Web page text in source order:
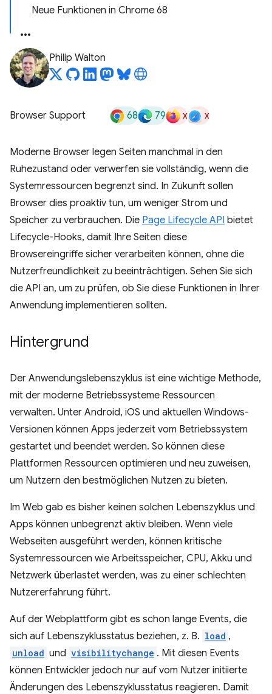
Neue Funktionen in Chrome 68
Philip Walton
Browser Support 68 79 x x
Moderne Browser legen Seiten manchmal in den
Ruhezustand oder verwerfen sie vollständig, wenn die
Systemressourcen begrenzt sind. In Zukunft sollen
Browser dies proaktiv tun, um weniger Strom und
Speicher zu verbrauchen. Die Page Lifecycle API bietet
Lifecycle-Hooks, damit Ihre Seiten diese
Browsereingriffe sicher verarbeiten können, ohne die
Nutzerfreundlichkeit zu beeinträchtigen. Sehen Sie sich
die API an, um zu prüfen, ob Sie diese Funktionen in Ihrer
Anwendung implementieren sollten.
Hintergrund
Der Anwendungslebenszyklus ist eine wichtige Methode,
mit der moderne Betriebssysteme Ressourcen
verwalten. Unter Android, iOS und aktuellen Windows-
Versionen können Apps jederzeit vom Betriebssystem
gestartet und beendet werden. So können diese
Plattformen Ressourcen optimieren und neu zuweisen,
um Nutzern den bestmöglichen Nutzen zu bieten.
Im Web gab es bisher keinen solchen Lebenszyklus und
Apps können unbegrenzt aktiv bleiben. Wenn viele
Webseiten ausgeführt werden, können kritische
Systemressourcen wie Arbeitsspeicher, CPU, Akku und
Netzwerk überlastet werden, was zu einer schlechten
Nutzererfahrung führt.
Auf der Webplattform gibt es schon lange Events, die
sich auf Lebenszyklusstatus beziehen, z. B. load ,
unload und visibilitychange . Mit diesen Events
können Entwickler jedoch nur auf vom Nutzer initiierte
Änderungen des Lebenszyklusstatus reagieren. Damit